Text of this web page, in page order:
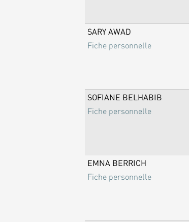
SARY AWAD
Fiche personnelle
SOFIANE BELHABIB
Fiche personnelle
EMNA BERRICH
Fiche personnelle